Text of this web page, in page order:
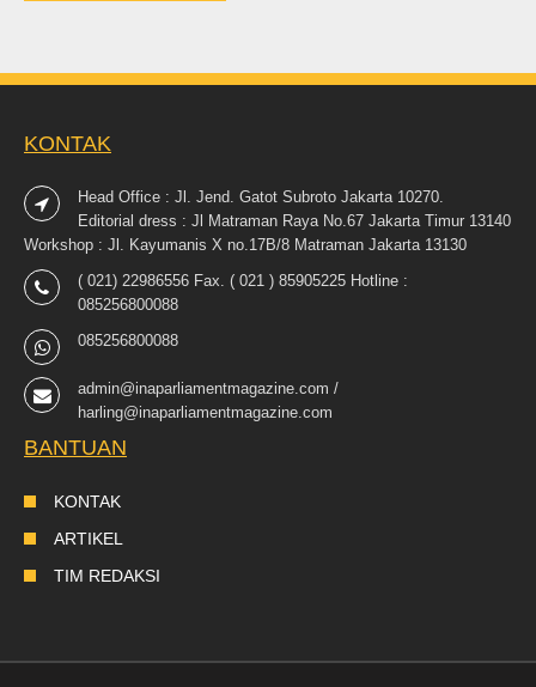
KONTAK
Head Office : Jl. Jend. Gatot Subroto Jakarta 10270.
Editorial dress : Jl Matraman Raya No.67 Jakarta Timur 13140
Workshop : Jl. Kayumanis X no.17B/8 Matraman Jakarta 13130
( 021) 22986556 Fax. ( 021 ) 85905225 Hotline :
085256800088
085256800088
admin@inaparliamentmagazine.com /
harling@inaparliamentmagazine.com
BANTUAN
KONTAK
ARTIKEL
TIM REDAKSI